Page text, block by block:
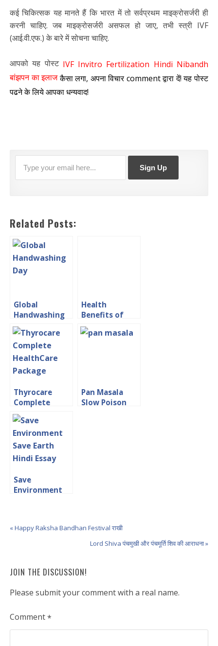
कई चिकित्सक यह मानते हैं कि भारत में तो सर्वप्रथम माइक्रोसर्जरी ही
करनी चाहिए. जब माइक्रोसर्जरी असफल हो जाए, तभी स्त्री IVF
(आई.वी.एफ.) के बारे में सोचना चाहिए.
आपको यह पोस्ट IVF Invitro Fertilization Hindi Nibandh
बांझपन का इलाजकैसा लगा, अपना विचार comment द्वारा दें! यह पोस्ट
पढने के लिये आपका धन्यवाद!
Related Posts:
Global
Handwashing
Day
Health
Benefits of
Wood Apple in
Hindi
Thyrocare
Complete
HealthCare
Package
Pan Masala
Slow Poison
Save
Environment
« Happy Raksha Bandhan Festival राखी
Lord Shiva पंचमुखी और पंचमूर्ति शिव की आराधना »
JOIN THE DISCUSSION!
Please submit your comment with a real name.
Comment*